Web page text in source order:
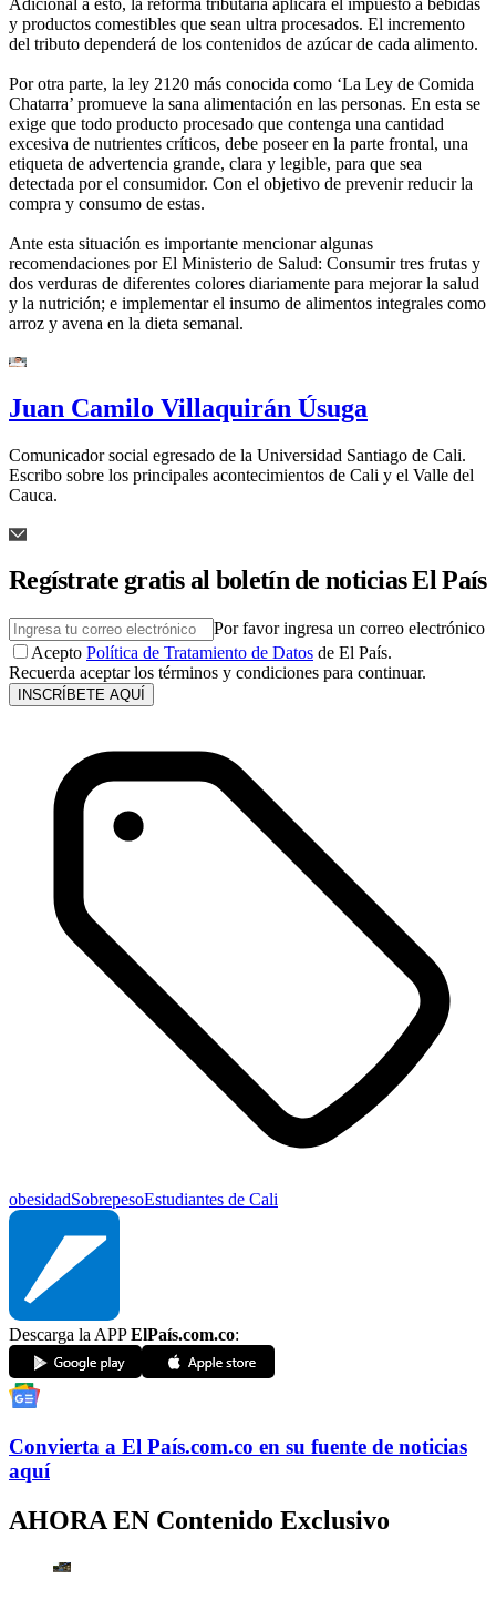
Adicional a esto, la reforma tributaria aplicará el impuesto a bebidas
y productos comestibles que sean ultra procesados. El incremento
del tributo dependerá de los contenidos de azúcar de cada alimento.
Por otra parte, la ley 2120 más conocida como ‘La Ley de Comida
Chatarra’ promueve la sana alimentación en las personas. En esta se
exige que todo producto procesado que contenga una cantidad
excesiva de nutrientes críticos, debe poseer en la parte frontal, una
etiqueta de advertencia grande, clara y legible, para que sea
detectada por el consumidor. Con el objetivo de prevenir reducir la
compra y consumo de estas.
Ante esta situación es importante mencionar algunas
recomendaciones por El Ministerio de Salud: Consumir tres frutas y
dos verduras de diferentes colores diariamente para mejorar la salud
y la nutrición; e implementar el insumo de alimentos integrales como
arroz y avena en la dieta semanal.
Juan Camilo Villaquirán Úsuga
Comunicador social egresado de la Universidad Santiago de Cali.
Escribo sobre los principales acontecimientos de Cali y el Valle del
Cauca.
Regístrate gratis al boletín de noticias El País
Por favor ingresa un correo electrónico
Acepto Política de Tratamiento de Datos de El País.
Recuerda aceptar los términos y condiciones para continuar.
INSCRÍBETE AQUÍ
obesidadSobrepesoEstudiantes de Cali
Descarga la APPElPaís.com.co:
Convierta a El País.com.co en su fuente de noticias
aquí
AHORA EN Contenido Exclusivo